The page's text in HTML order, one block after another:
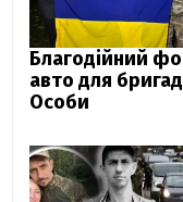
Благодійний
авто для
Особи